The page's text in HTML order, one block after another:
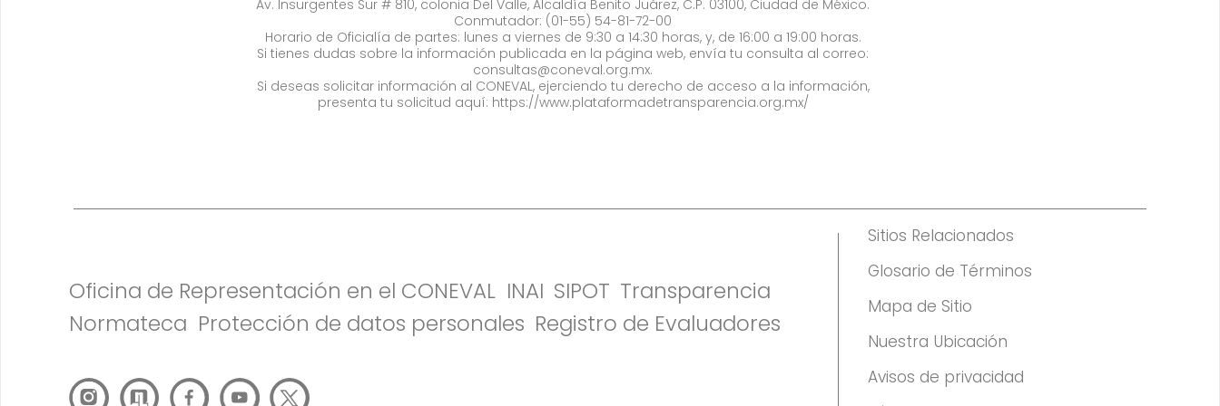
Av. Insurgentes Sur # 810, colonia Del Valle, Alcaldía Benito Juárez, C.P. 03100, Ciudad de México.
Conmutador: (01-55) 54-81-72-00
Horario de Oficialía de partes: lunes a viernes de 9:30 a 14:30 horas, y, de 16:00 a 19:00 horas.
Si tienes dudas sobre la información publicada en la página web, envía tu consulta al correo:
consultas@coneval.org.mx.
Si deseas solicitar información al CONEVAL, ejerciendo tu derecho de acceso a la información,
presenta tu solicitud aquí: https://www.plataformadetransparencia.org.mx/
Oficina de Representación en el CONEVAL INAI SIPOT Transparencia
Normateca Protección de datos personales Registro de Evaluadores
Sitios Relacionados
Glosario de Términos
Mapa de Sitio
Nuestra Ubicación
Avisos de privacidad